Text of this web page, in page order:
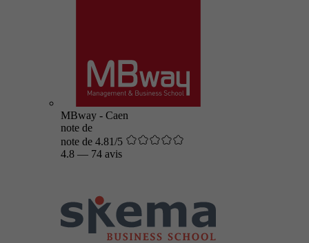
MBway - Caen
note de
note de 4.81/5
4.8 — 74 avis